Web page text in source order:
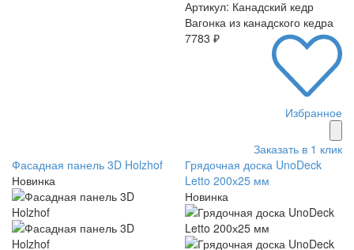
Артикул: Канадский кедр
Вагонка из канадского кедра
7783 ₽
Избранное
Заказать в 1 клик
Фасадная панель 3D Holzhof
Новинка
Грядочная доска UnoDeck
Letto 200х25 мм
Новинка